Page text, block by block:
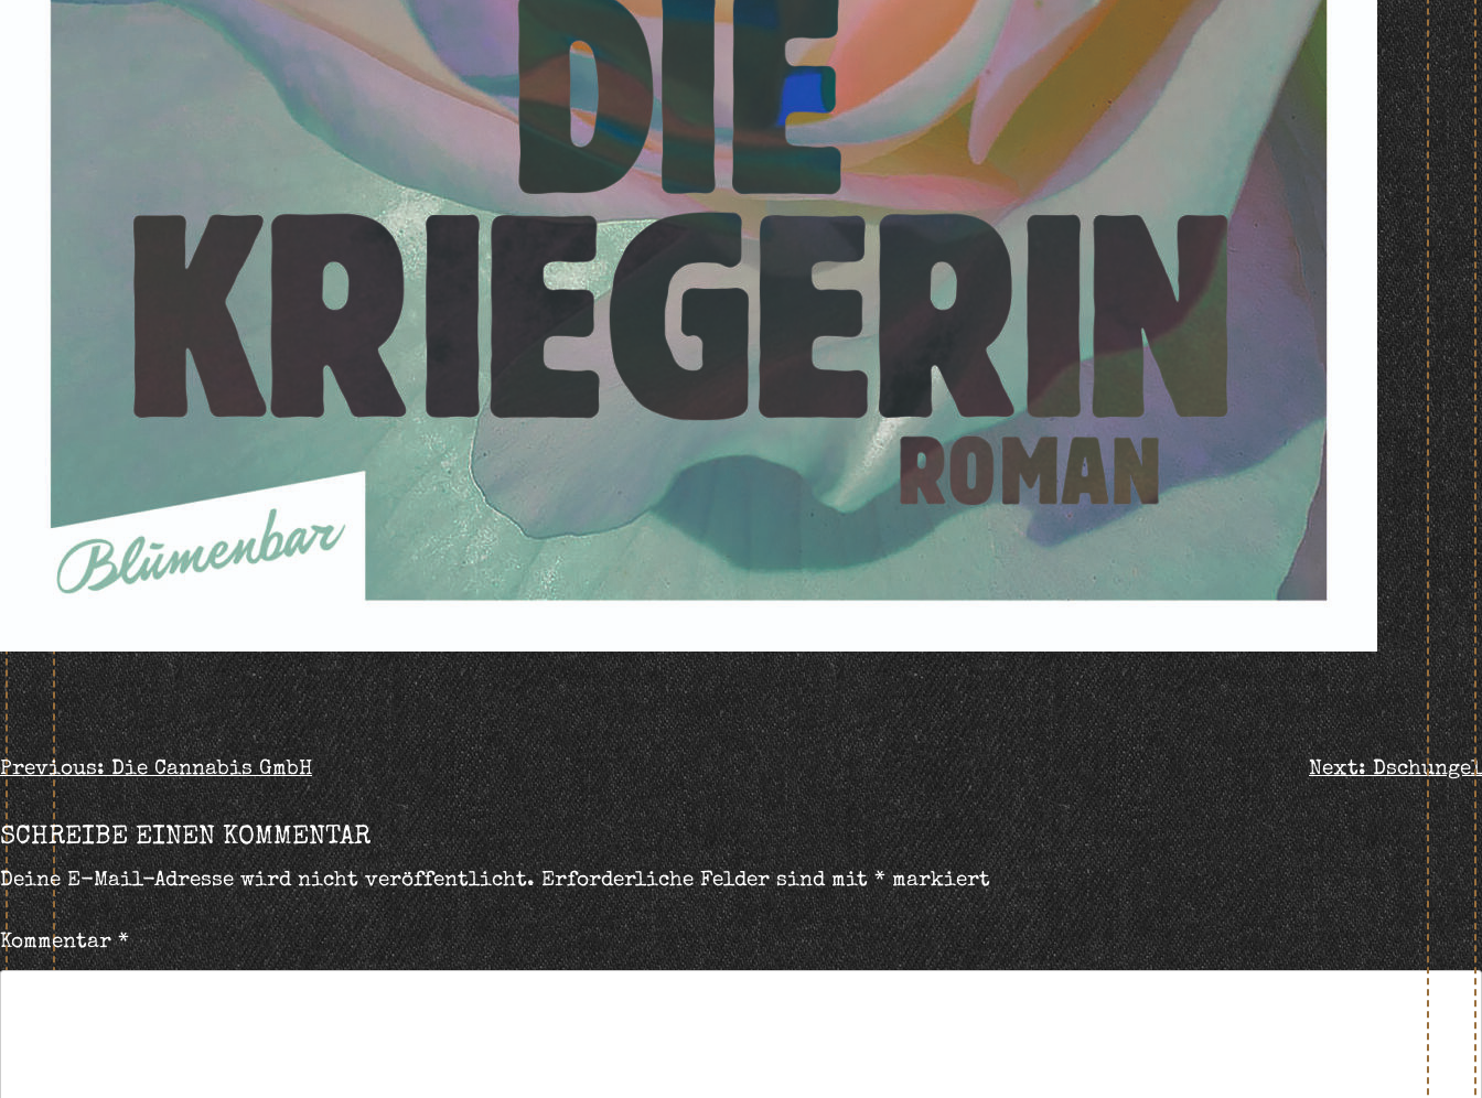
BEITRAGS-
NAVIGATION
Previous: Die Cannabis GmbH Next: Dschungel
SCHREIBE EINEN KOMMENTAR
Deine E-Mail-Adresse wird nicht veröffentlicht. Erforderliche Felder sind mit*markiert
Kommentar*